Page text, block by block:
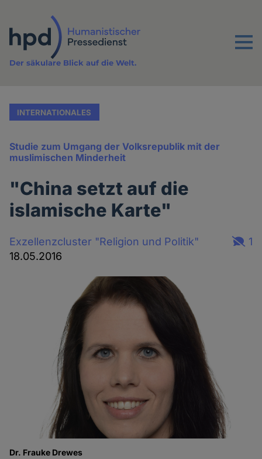
Inhalt
Menu
Der säkulare Blick auf die Welt.
INTERNATIONALES
Studie zum Umgang der Volksrepublik mit der
muslimischen Minderheit
"China setzt auf die
islamische Karte"
Exzellenzcluster "Religion und Politik"
18.05.2016
1
Dr. Frauke Drewes